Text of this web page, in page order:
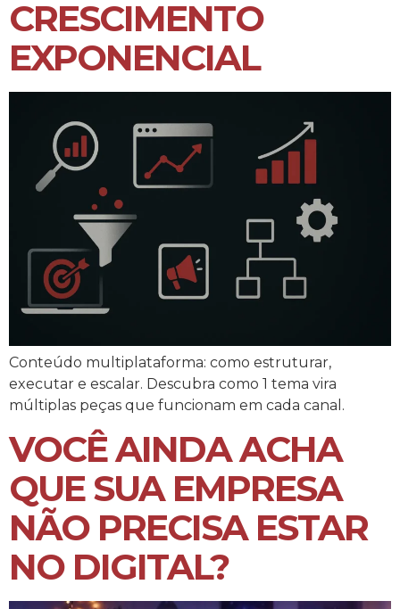
CRESCIMENTO
EXPONENCIAL
Conteúdo multiplataforma: como estruturar,
executar e escalar. Descubra como 1 tema vira
múltiplas peças que funcionam em cada canal.
VOCÊ AINDA ACHA
QUE SUA EMPRESA
NÃO PRECISA ESTAR
NO DIGITAL?